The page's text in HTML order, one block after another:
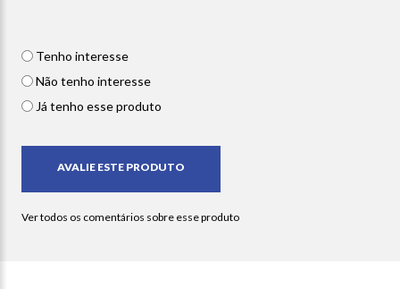
Tenho interesse
Não tenho interesse
Já tenho esse produto